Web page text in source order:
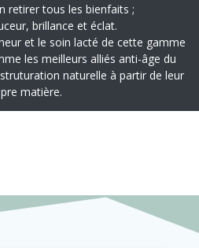
retirer tous les bienfaits ;
brillance et éclat.
et le soin lacté de cette gamme
les meilleurs alliés anti-âge du
naturelle à partir de leur
matière.